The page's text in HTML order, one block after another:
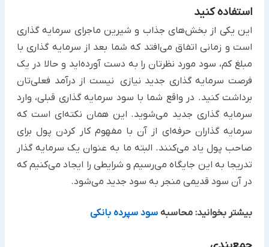
استفاده کنید
این یکی از بخش‌های جذاب و شیرین ماجرای سرمایه گذاری
است و زمانی اتفاق می‌افتد که شما بعد از سرمایه گذاری با
مبلغ کم، سود مورد نظرتان را به دست آورده‌اید و حالا در یک
فرصت سرمایه گذاری جدید نیازی نیست از درآمد فعلی‌تان
برداشت کنید. در واقع شما با سود سرمایه گذاری قبلی، وارد
سرمایه گذاری جدید می‌شوید. این همان نکته‌ای است که
سرمایه گذاران حرفه‌ای از آن با مفهوم کار کردن پول برای
صاحب پول یاد می‌کنند. البته ما به عنوان یک سرمایه گذار
تدریجا به این جایگاه می‌رسیم و شرایطی را ایجاد می‌کنیم که
در آن سود قدیمی منجر به سود جدید می‌شود.
بیشتر بخوانید: محاسبه سود سپرده بانکی